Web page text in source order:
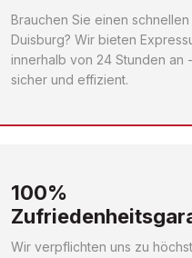
Brauchen Sie einen schnellen
Duisburg? Wir bieten
innerhalb von 24 Stunden an
sicher und effizient.
100%
Wir verpflichten uns zu